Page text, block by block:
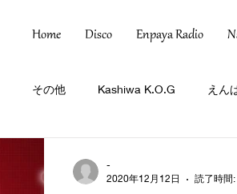
Home Disco Enpaya Radio
その他 Kashiwa K.O.G えん
-
2020年12月12日
読了時間